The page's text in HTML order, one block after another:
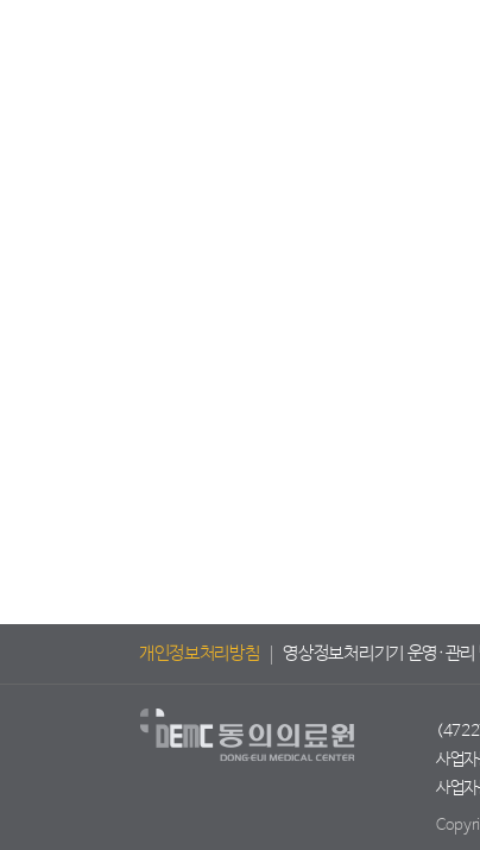
개인정보처리방침 영상정보처리기기 운영·관리
사업
사업